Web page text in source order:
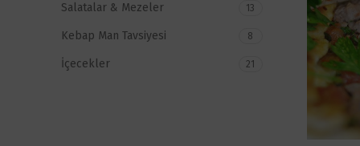
Salatalar & Mezeler 13
Kebap Man Tavsiyesi 8
İçecekler 21